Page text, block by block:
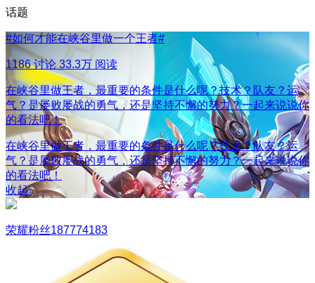
话题
#如何才能在峡谷里做一个王者#
1186 讨论33.3万 阅读
在峡谷里做王者，最重要的条件是什么呢？技术？队友？运
气？是屡败屡战的勇气，还是坚持不懈的努力？一起来说说你
的看法吧！
在峡谷里做王者，最重要的条件是什么呢？技术？队友？运
气？是屡败屡战的勇气，还是坚持不懈的努力？一起来说说你
的看法吧！
收起
荣耀粉丝187774183